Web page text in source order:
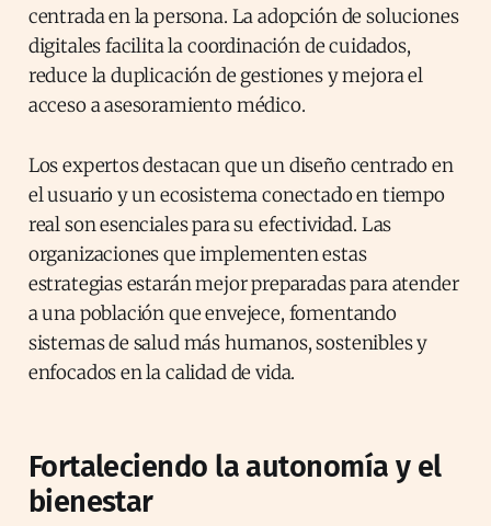
centrada en la persona. La adopción de soluciones
digitales facilita la coordinación de cuidados,
reduce la duplicación de gestiones y mejora el
acceso a asesoramiento médico.
Los expertos destacan que un diseño centrado en
el usuario y un ecosistema conectado en tiempo
real son esenciales para su efectividad. Las
organizaciones que implementen estas
estrategias estarán mejor preparadas para atender
a una población que envejece, fomentando
sistemas de salud más humanos, sostenibles y
enfocados en la calidad de vida.
Fortaleciendo la autonomía y el
bienestar